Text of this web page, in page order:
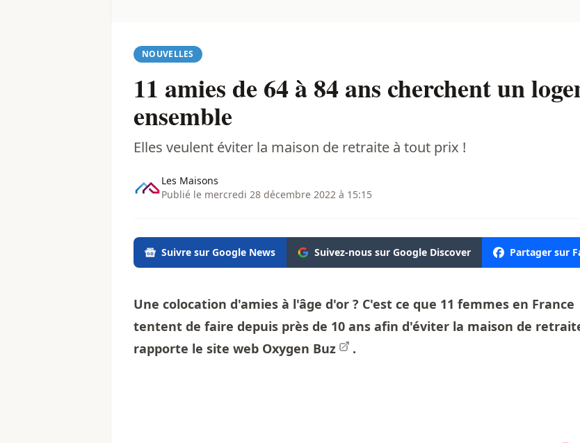
NOUVELLES
11 amies de 64 à 84 ans cherchent un
ensemble
Elles veulent éviter la maison de retraite à tout prix !
Les Maisons
Publié le mercredi 28 décembre 2022 à 15:15
Suivre sur Google News Suivez-nous sur Google Discover Partager sur
Une colocation d'amies à l'âge d'or ? C'est ce que 11 femmes en France
tentent de faire depuis près de 10 ans afin d'éviter la maison de
rapporte le site web Oxygen Buz .